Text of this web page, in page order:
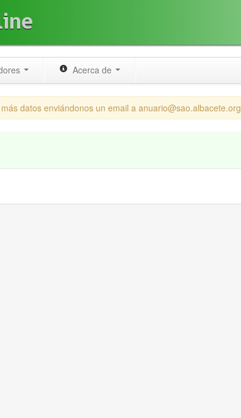
Acerca de
datos enviándonos un email a anuario@sao.albacete.org